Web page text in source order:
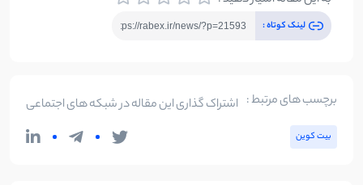
لینک کوتاه :
برچسب های مرتبط :
بیت کوین
اشتراک گذاری این مقاله در شبکه های اجتماعی